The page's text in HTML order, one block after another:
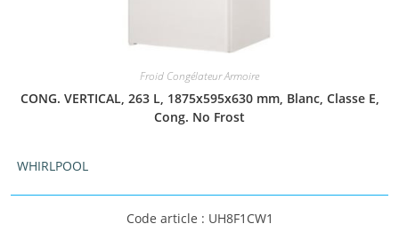
Froid Congélateur Armoire
CONG. VERTICAL, 263 L, 1875x595x630 mm, Blanc, Classe E,
Cong. No Frost
WHIRLPOOL
Code article : UH8F1CW1